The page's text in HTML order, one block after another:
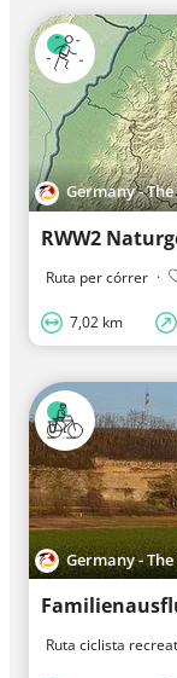
Germany -
RWW2
Ruta per córrer ·
7,02 km
Germany -
Ruta ciclista